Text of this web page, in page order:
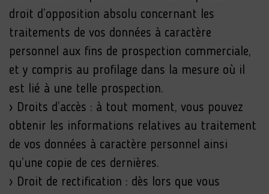
droit d’opposition absolu concernant les
traitements de vos données à caractère
personnel aux fins de prospection commerciale,
et y compris au profilage dans la mesure où il
est lié à une telle prospection.
› Droits d’accès : à tout moment, vous pouvez
obtenir les informations relatives au traitement
de vos données à caractère personnel ainsi
qu’une copie de ces dernières.
› Droit de rectification : dès lors que vous